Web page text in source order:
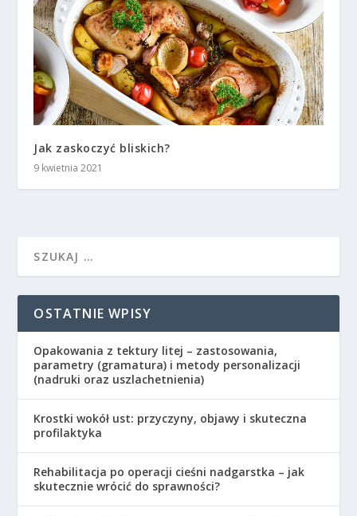
Jak zaskoczyć bliskich?
9 kwietnia 2021
OSTATNIE WPISY
Opakowania z tektury litej – zastosowania,
parametry (gramatura) i metody personalizacji
(nadruki oraz uszlachetnienia)
Krostki wokół ust: przyczyny, objawy i skuteczna
profilaktyka
Rehabilitacja po operacji cieśni nadgarstka – jak
skutecznie wrócić do sprawności?